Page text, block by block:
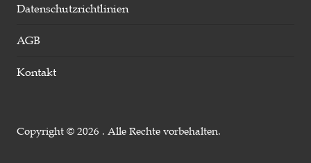
Datenschutzrichtlinien
AGB
Kontakt
Copyright © 2026 . Alle Rechte vorbehalten.